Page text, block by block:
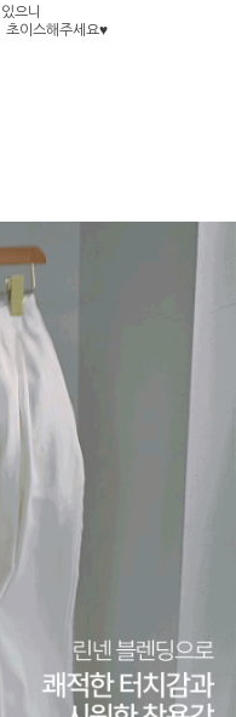
으니
초이스해주세요♥